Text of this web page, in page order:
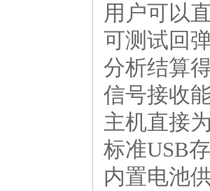
用户可以
可测试回
分析结算
信号接收
主机直接
标准USB
内置电池